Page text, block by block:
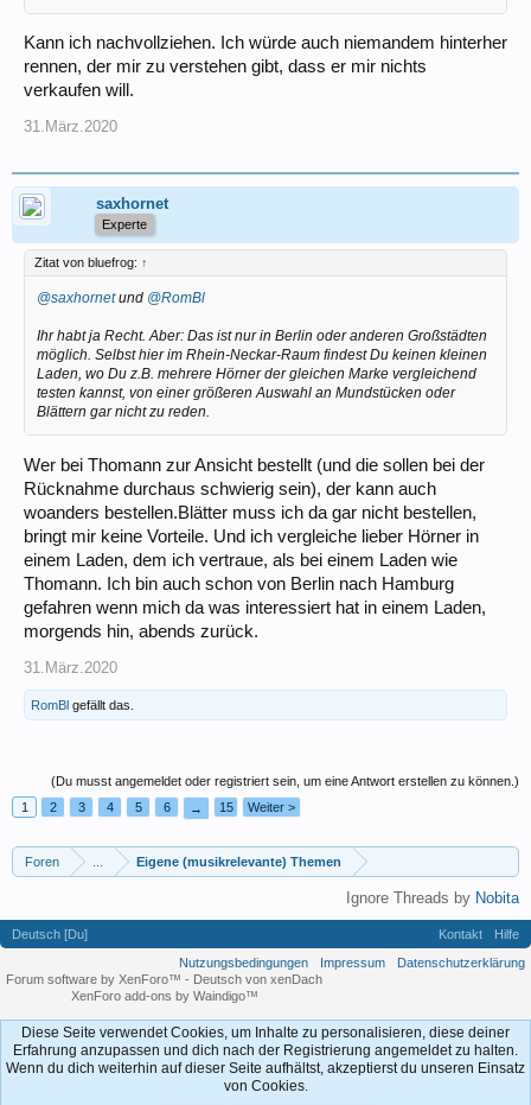
Kann ich nachvollziehen. Ich würde auch niemandem hinterher
rennen, der mir zu verstehen gibt, dass er mir nichts
verkaufen will.
31.März.2020
saxhornet
Experte
Zitat von bluefrog: ↑
@saxhornetund @RomBl
Ihr habt ja Recht. Aber: Das ist nur in Berlin oder anderen Großstädten
möglich. Selbst hier im Rhein-Neckar-Raum findest Du keinen kleinen
Laden, wo Du z.B. mehrere Hörner der gleichen Marke vergleichend
testen kannst, von einer größeren Auswahl an Mundstücken oder
Blättern gar nicht zu reden.
Wer bei Thomann zur Ansicht bestellt (und die sollen bei der
Rücknahme durchaus schwierig sein), der kann auch
woanders bestellen.Blätter muss ich da gar nicht bestellen,
bringt mir keine Vorteile. Und ich vergleiche lieber Hörner in
einem Laden, dem ich vertraue, als bei einem Laden wie
Thomann. Ich bin auch schon von Berlin nach Hamburg
gefahren wenn mich da was interessiert hat in einem Laden,
morgends hin, abends zurück.
31.März.2020
RomBl gefällt das.
(Du musst angemeldet oder registriert sein, um eine Antwort erstellen zu können.)
1
2 3 4 5 6 → 15 Weiter >
Foren Eigene (musikrelevante) Themen
Ignore Threads by Nobita
Deutsch [Du] Kontakt
Hilfe
Nutzungsbedingungen
Impressum
Datenschutzerklärung
Forum software by XenForo™ - Deutsch von xenDach
XenForo add-ons by Waindigo™
Diese Seite verwendet Cookies, um Inhalte zu personalisieren, diese deiner
Erfahrung anzupassen und dich nach der Registrierung angemeldet zu halten.
Wenn du dich weiterhin auf dieser Seite aufhältst, akzeptierst du unseren Einsatz
von Cookies.